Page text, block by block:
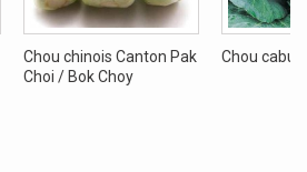
Chou chinois Canton Pak
Choi / Bok Choy
Chou